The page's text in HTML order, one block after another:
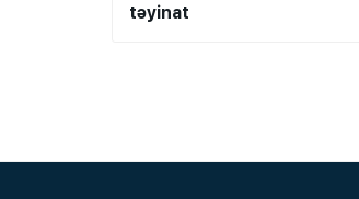
təyinat